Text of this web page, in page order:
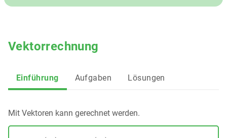
Vektorrechnung
Einführung Aufgaben Lösungen
Mit Vektoren kann gerechnet werden.